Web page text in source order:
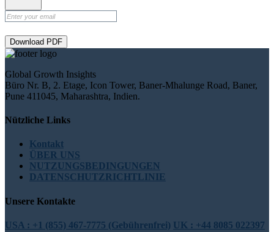
Download PDF
Global Growth Insights
Büro Nr. B, 2. Etage, Icon Tower, Baner-Mhalunge Road, Baner,
Pune 411045, Maharashtra, Indien.
Nützliche Links
Kontakt
ÜBER UNS
NUTZUNGSBEDINGUNGEN
DATENSCHUTZRICHTLINIE
Unsere Kontakte
USA : +1 (855) 467-7775 (Gebührenfrei) UK : +44 8085 022397